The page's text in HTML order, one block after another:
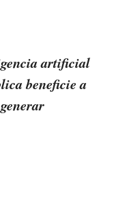
artificial
beneficie a